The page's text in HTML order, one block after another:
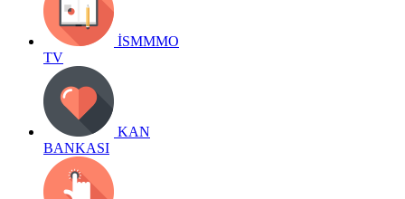
İSMMMO
TV
KAN
BANKASI